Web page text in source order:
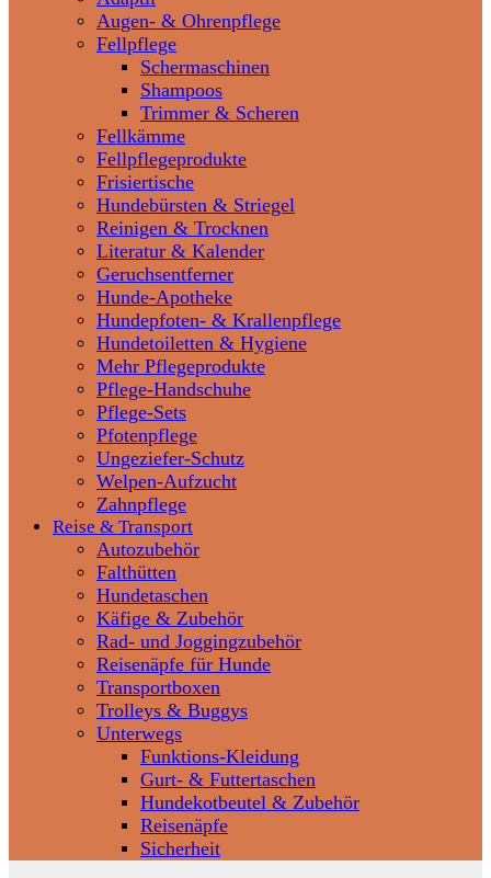
Augen- & Ohrenpflege
Fellpflege
Schermaschinen
Shampoos
Trimmer & Scheren
Fellkämme
Fellpflegeprodukte
Frisiertische
Hundebürsten & Striegel
Reinigen & Trocknen
Literatur & Kalender
Geruchsentferner
Hunde-Apotheke
Hundepfoten- & Krallenpflege
Hundetoiletten & Hygiene
Mehr Pflegeprodukte
Pflege-Handschuhe
Pflege-Sets
Pfotenpflege
Ungeziefer-Schutz
Welpen-Aufzucht
Zahnpflege
Reise & Transport
Autozubehör
Falthütten
Hundetaschen
Käfige & Zubehör
Rad- und Joggingzubehör
Reisenäpfe für Hunde
Transportboxen
Trolleys & Buggys
Unterwegs
Funktions-Kleidung
Gurt- & Futtertaschen
Hundekotbeutel & Zubehör
Reisenäpfe
Sicherheit